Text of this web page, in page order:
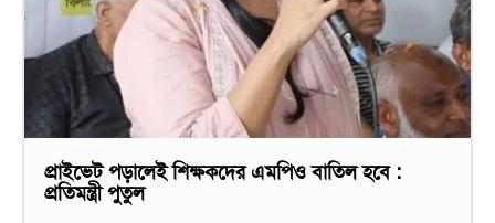
প্রাইভেট পড়ালেই শিক্ষকদের এমপিও বাতিল হবে :
প্রতিমন্ত্রী পুতুল